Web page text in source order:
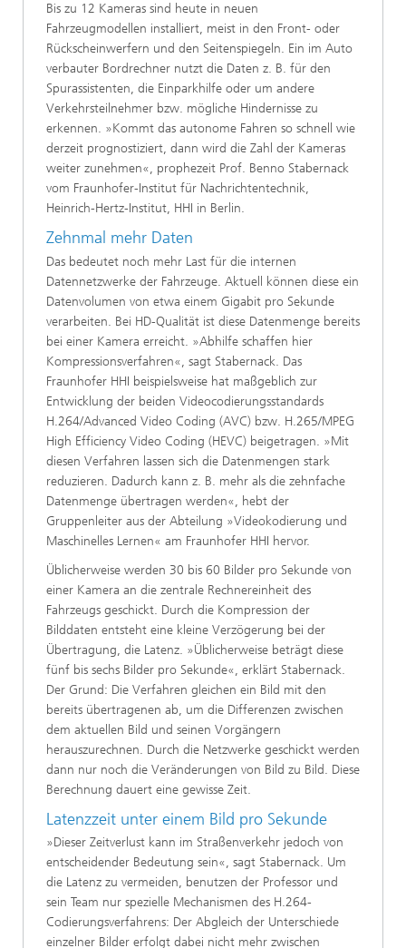
Bis zu 12 Kameras sind heute in neuen
Fahrzeugmodellen installiert, meist in den Front- oder
Rückscheinwerfern und den Seitenspiegeln. Ein im Auto
verbauter Bordrechner nutzt die Daten z. B. für den
Spurassistenten, die Einparkhilfe oder um andere
Verkehrsteilnehmer bzw. mögliche Hindernisse zu
erkennen. »Kommt das autonome Fahren so schnell wie
derzeit prognostiziert, dann wird die Zahl der Kameras
weiter zunehmen«, prophezeit Prof. Benno Stabernack
vom Fraunhofer-Institut für Nachrichtentechnik,
Heinrich-Hertz-Institut, HHI in Berlin.
Zehnmal mehr Daten
Das bedeutet noch mehr Last für die internen
Datennetzwerke der Fahrzeuge. Aktuell können diese ein
Datenvolumen von etwa einem Gigabit pro Sekunde
verarbeiten. Bei HD-Qualität ist diese Datenmenge bereits
bei einer Kamera erreicht. »Abhilfe schaffen hier
Kompressionsverfahren«, sagt Stabernack. Das
Fraunhofer HHI beispielsweise hat maßgeblich zur
Entwicklung der beiden Videocodierungsstandards
H.264/Advanced Video Coding (AVC) bzw. H.265/MPEG
High Efficiency Video Coding (HEVC) beigetragen. »Mit
diesen Verfahren lassen sich die Datenmengen stark
reduzieren. Dadurch kann z. B. mehr als die zehnfache
Datenmenge übertragen werden«, hebt der
Gruppenleiter aus der Abteilung »Videokodierung und
Maschinelles Lernen« am Fraunhofer HHI hervor.
Üblicherweise werden 30 bis 60 Bilder pro Sekunde von
einer Kamera an die zentrale Rechnereinheit des
Fahrzeugs geschickt. Durch die Kompression der
Bilddaten entsteht eine kleine Verzögerung bei der
Übertragung, die Latenz. »Üblicherweise beträgt diese
fünf bis sechs Bilder pro Sekunde«, erklärt Stabernack.
Der Grund: Die Verfahren gleichen ein Bild mit den
bereits übertragenen ab, um die Differenzen zwischen
dem aktuellen Bild und seinen Vorgängern
herauszurechnen. Durch die Netzwerke geschickt werden
dann nur noch die Veränderungen von Bild zu Bild. Diese
Berechnung dauert eine gewisse Zeit.
Latenzzeit unter einem Bild pro Sekunde
»Dieser Zeitverlust kann im Straßenverkehr jedoch von
entscheidender Bedeutung sein«, sagt Stabernack. Um
die Latenz zu vermeiden, benutzen der Professor und
sein Team nur spezielle Mechanismen des H.264-
Codierungsverfahrens: Der Abgleich der Unterschiede
einzelner Bilder erfolgt dabei nicht mehr zwischen